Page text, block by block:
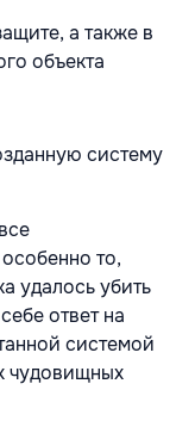
а также в
объекта
систему
то,
удалось убить
ответ на
системой
чудовищных